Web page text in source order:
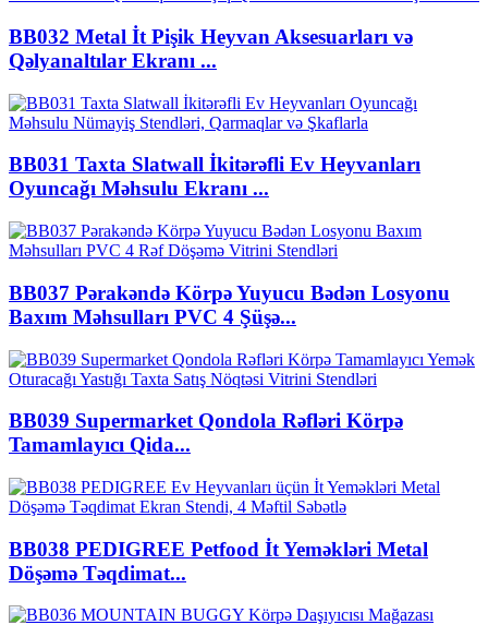
BB032 Metal İt Pişik Heyvan Aksesuarları və
Qəlyanaltılar Ekranı ...
BB031 Taxta Slatwall İkitərəfli Ev Heyvanları
Oyuncağı Məhsulu Ekranı ...
BB037 Pərakəndə Körpə Yuyucu Bədən Losyonu
Baxım Məhsulları PVC 4 Şüşə...
BB039 Supermarket Qondola Rəfləri Körpə
Tamamlayıcı Qida...
BB038 PEDIGREE Petfood İt Yeməkləri Metal
Döşəmə Təqdimat...